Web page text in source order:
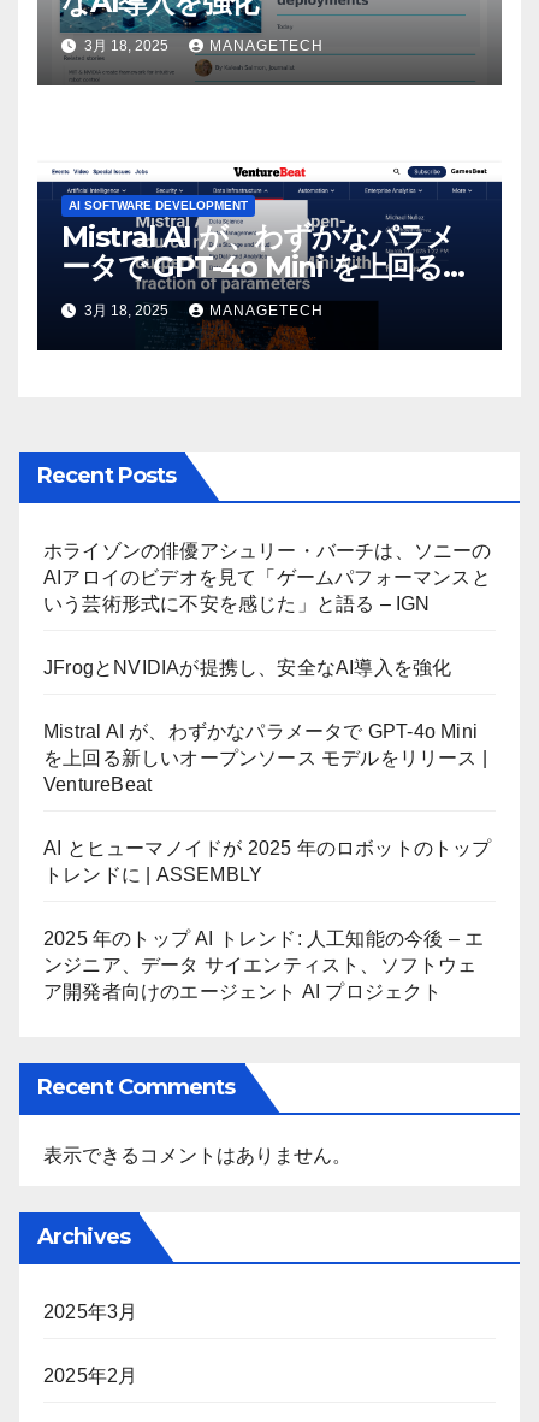
3月 18, 2025 MANAGETECH
AI SOFTWARE DEVELOPMENT
Mistral AI が、わずかなパラメ
ータで GPT-4o Mini を上回る新
しいオープンソース モデルをリ
リース | VentureBeat
3月 18, 2025 MANAGETECH
Recent Posts
ホライゾンの俳優アシュリー・バーチは、ソニーの
AIアロイのビデオを見て「ゲームパフォーマンスと
いう芸術形式に不安を感じた」と語る – IGN
JFrogとNVIDIAが提携し、安全なAI導入を強化
Mistral AI が、わずかなパラメータで GPT-4o Mini
を上回る新しいオープンソース モデルをリリース |
VentureBeat
AI とヒューマノイドが 2025 年のロボットのトップ
トレンドに | ASSEMBLY
2025 年のトップ AI トレンド: 人工知能の今後 – エ
ンジニア、データ サイエンティスト、ソフトウェ
ア開発者向けのエージェント AI プロジェクト
Recent Comments
表示できるコメントはありません。
Archives
2025年3月
2025年2月